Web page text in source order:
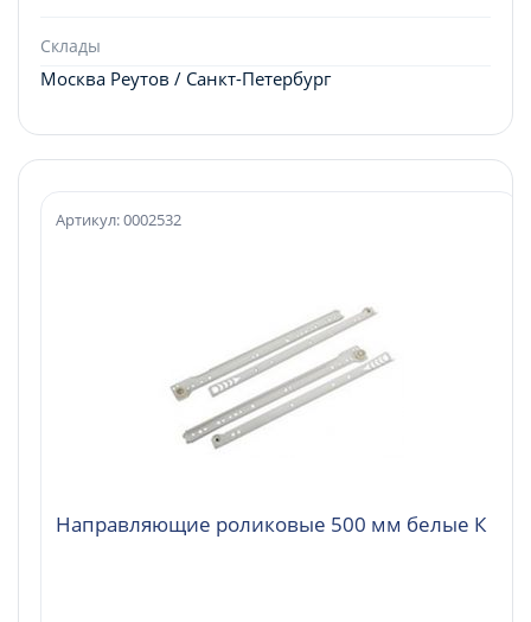
Склады
Москва Реутов / Санкт-Петербург
Направляющие роликовые 500 мм белые К
Артикул: 0002532